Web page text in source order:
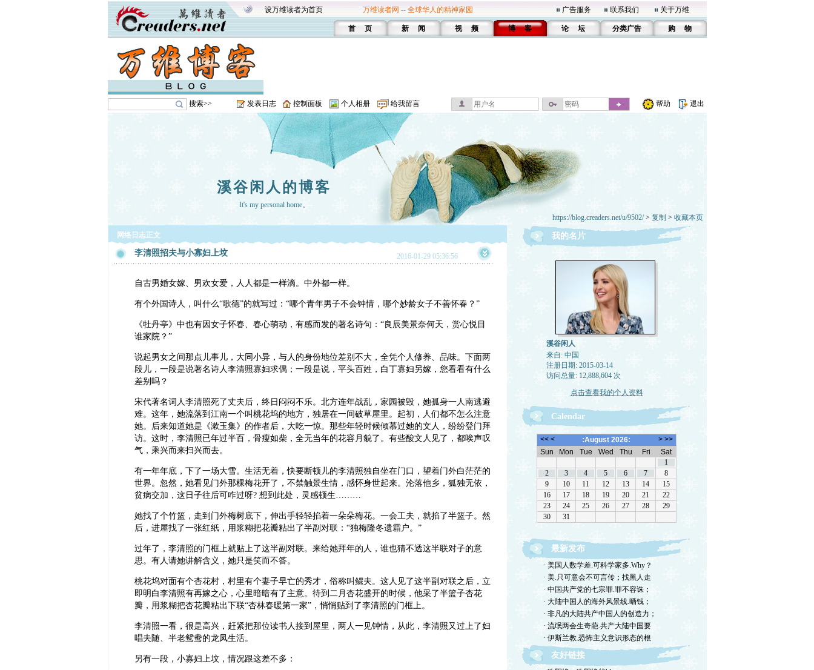
设万维读者为首页 万维读者网 -- 全球华人的精神家园 广告服务 联系我们 关于万维
首 页 新 闻 视 频 博 客 论 坛 分类广告 购 物
搜索>> 发表日志 控制面板 个人相册 给我留言 帮助 退出
溪谷闲人的博客
It's my personal home。
https://blog.creaders.net/u/9502/> 复制 > 收藏本页
网络日志正文
李清照招夫与小寡妇上坟 2016-01-29 05:36:56
自古男婚女嫁、男欢女爱，人人都是一样滴。中外都一样。
有个外国诗人，叫什么“歌德”的就写过：“哪个青年男子不会钟情，哪个妙龄女子不善怀春？”
《牡丹亭》中也有因女子怀春、春心萌动，有感而发的著名诗句：“良辰美景奈何天，赏心悦目
谁家院？”
说起男女之间那点儿事儿，大同小异，与人的身份地位差别不大，全凭个人修养、品味。下面两
段儿，一段是说著名诗人李清照寡妇求偶；一段是说，平头百姓，白丁寡妇另嫁，您看看有什么
差别吗？
宋代著名词人李清照死了丈夫后，终日闷闷不乐。北方连年战乱，家园被毁，她孤身一人南逃避
难。这年，她流落到江南一个叫桃花坞的地方，独居在一间破草屋里。起初，人们都不怎么注意
她。后来知道她是《漱玉集》的作者后，大吃一惊。那些年轻时候倾慕过她的文人，纷纷登门拜
访。这时，李清照已年过半百，骨瘦如柴，全无当年的花容月貌了。有些酸文人见了，都唉声叹
气，乘兴而来扫兴而去。
有一年年底，下了一场大雪。生活无着，快要断顿儿的李清照独自坐在门口，望着门外白茫茫的
世界。忽然，她看见门外那棵梅花开了，不禁触景生情，感怀身世起来。沦落他乡，狐独无依，
贫病交加，这日子往后可咋过呀? 想到此处，灵感顿生………
她找了个竹篮，走到门外梅树底下，伸出手轻轻掐着一朵朵梅花。一会工夫，就掐了半篮子。然
后，进屋找了一张红纸，用浆糊把花瓣粘出了半副对联：“独梅隆冬遗霜户。”
过年了，李清照的门框上就贴上了这半副对联。来给她拜年的人，谁也猜不透这半联对子的意
思。有人请她讲解含义，她只是笑而不答。
桃花坞对面有个杏花村，村里有个妻子早亡的秀才，俗称叫鳏夫。这人见了这半副对联之后，立
即明白李清照有再嫁之心，心里暗暗有了主意。待到二月杏花盛开的时候，他采了半篮子杏花
瓣，用浆糊把杏花瓣粘出下联“杏林春暖第一家”，悄悄贴到了李清照的门框上。
李清照一看，很是高兴，赶紧把那位读书人接到屋里，两人一见钟情，从此，李清照又过上了妇
唱夫随、半老鸳鸯的龙凤生活。
另有一段，小寡妇上坟，情况跟这差不多：
我的名片
溪谷闲人
来自: 中国
注册日期: 2015-03-14
访问总量: 12,888,604 次
点击查看我的个人资料
Calendar
最新发布
· 美国人数学差.可科学家多.Why？
· 美.只可意会不可言传；找黑人走
· 中国共产党的七宗罪.罪不容诛；
· 大陆中国人的海外风景线.晒钱；
· 非凡的大陆共产中国人的创造力；
· 流氓两会生奇葩.共产大陆中国要
· 伊斯兰教.恐怖主义意识形态的根
友好链接